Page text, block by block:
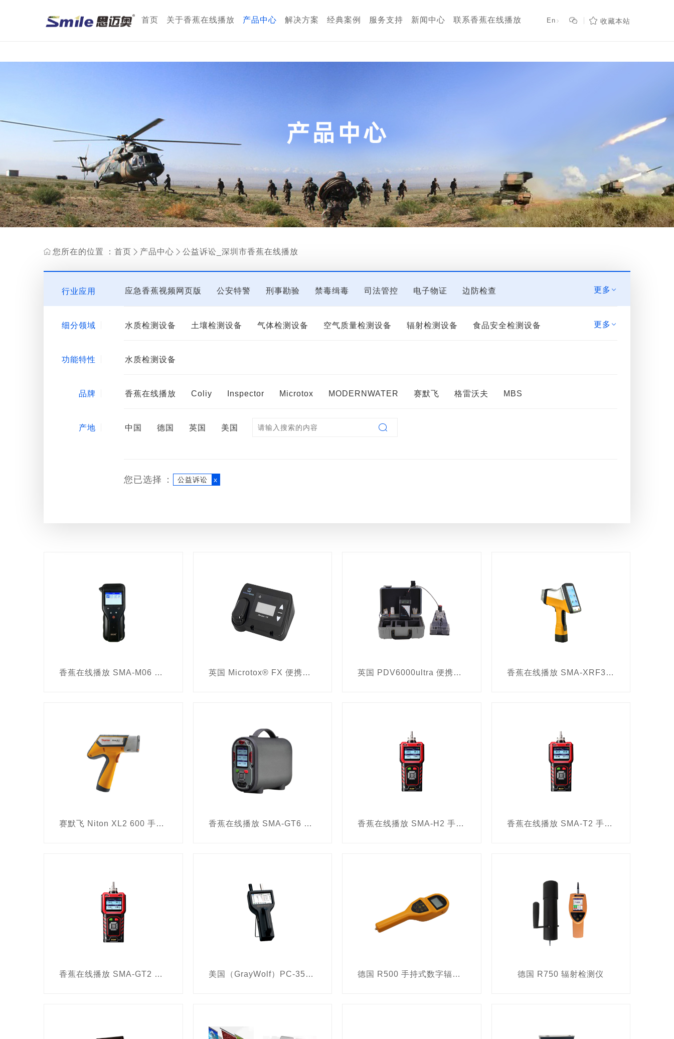
香蕉在线播放,香蕉视频网页版,香蕉APP免费网站下载,日本黄色香蕉视频网站
首页 关于香蕉在线播放 产品中心 解决方案 经典案例 服务支持 新闻中心 联系香蕉在线播放 En    收藏本站
您所在的位置： 首页  产品中心  公益诉讼_深圳市香蕉在线播放
行业应用 应急香蕉视频网页版 公安特警 刑事勘验 禁毒缉毒 司法管控 电子物证 边防检查 更多 
细分领域 水质检测设备 土壤检测设备 气体检测设备 空气质量检测设备 辐射检测设备 食品安全检测设备 更多 
功能特性 水质检测设备
品牌 香蕉在线播放 Coliy Inspector Microtox MODERNWATER 赛默飞 格雷沃夫 MBS
产地 中国 德国 英国 美国 
您已选择： 公益诉讼 x
香蕉在线播放 SMA-M06 手持式水质毒性检测仪 英国 Microtox® FX 便携式水质生物毒性检测仪 英国 PDV6000ultra 便携式(水质)重金属检测仪 香蕉在线播放 SMA-XRF3S 手持式土壤重金属检测仪
赛默飞 Niton XL2 600 手持式土壤重金属检测仪 香蕉在线播放 SMA-GT6 泵吸式复合气体分析仪（六合一） 香蕉在线播放 SMA-H2 手持式甲醛气体检测仪 香蕉在线播放 SMA-T2 手持式TVOC检测仪
香蕉在线播放 SMA-GT2 手持式气体分析仪 （四合一） 美国（GrayWolf）PC-3500 六通道颗粒物检测仪套装 德国 R500 手持式数字辐射检测仪 德国 R750 辐射检测仪